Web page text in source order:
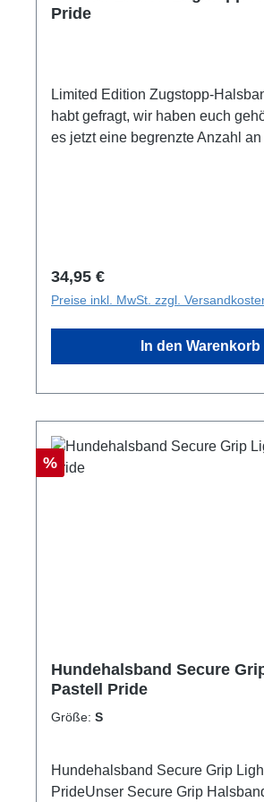
Pride
Limited Edition Zugstopp-
habt gefragt, wir haben euch
es jetzt eine begrenzte Anzahl
Regulärer Preis:
34,95 €
Preise inkl. MwSt. zzgl.
In den Warenkorb
Rabatt
%
Hundehalsband Secure
Pastell Pride
Größe: S
Hundehalsband Secure Grip
PrideUnser Secure Grip